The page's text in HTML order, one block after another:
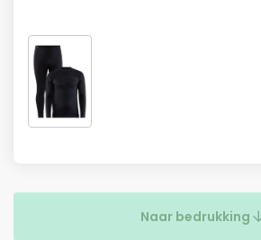
Naar bedrukking